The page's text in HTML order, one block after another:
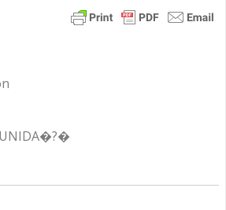
UNIDA�?�